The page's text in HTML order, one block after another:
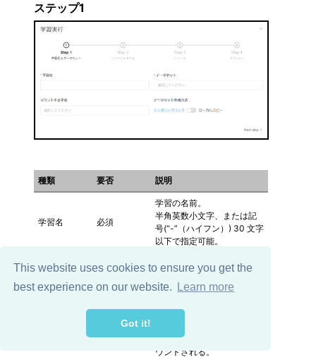
This website uses cookies to ensure you get the
best experience on our website.
Learn more
Got it!
ステップ1
種類 要否 説明
学習名 必須
学習の名前。
半角英数小文字、または記
号(“-”（ハイフン）) 30 文字
以下で指定可能。
任意
既に実行した学習との関連
付ける場合に指定する。指
定時に親学習の設定がコピ
箇所を指定後に変更する。
出力結果が、コンテナにマ
ウントされる。